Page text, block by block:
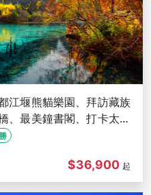
江堰熊貓樂園、拜訪藏族
、最美鐘書閣、打卡太古
$36,900 起